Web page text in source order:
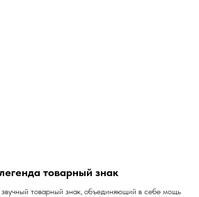
товарный знак
товарный знак, объединяющий в себе мощь